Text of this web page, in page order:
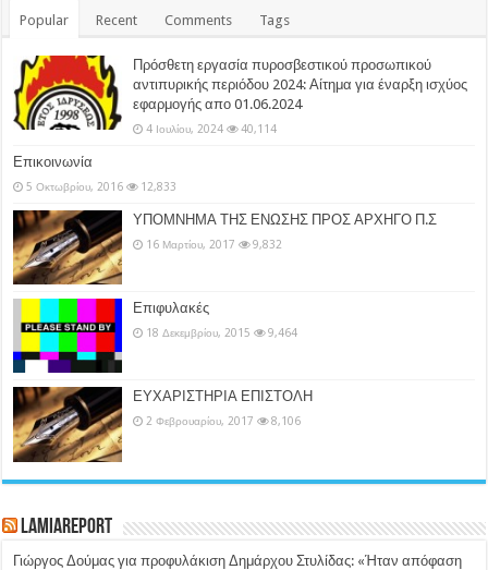
Popular Recent Comments Tags
Πρόσθετη εργασία πυροσβεστικού προσωπικού
αντιπυρικής περιόδου 2024: Αίτημα για έναρξη ισχύος
εφαρμογής απο 01.06.2024
4 Ιουλίου, 2024 40,114
Επικοινωνία
5 Οκτωβρίου, 2016 12,833
ΥΠΟΜΝΗΜΑ ΤΗΣ ΕΝΩΣΗΣ ΠΡΟΣ ΑΡΧΗΓΟ Π.Σ
16 Μαρτίου, 2017 9,832
Επιφυλακές
18 Δεκεμβρίου, 2015 9,464
ΕΥΧΑΡΙΣΤΗΡΙΑ ΕΠΙΣΤΟΛΗ
2 Φεβρουαρίου, 2017 8,106
LamiaReport
Γιώργος Δούμας για προφυλάκιση Δημάρχου Στυλίδας: «Ήταν απόφαση